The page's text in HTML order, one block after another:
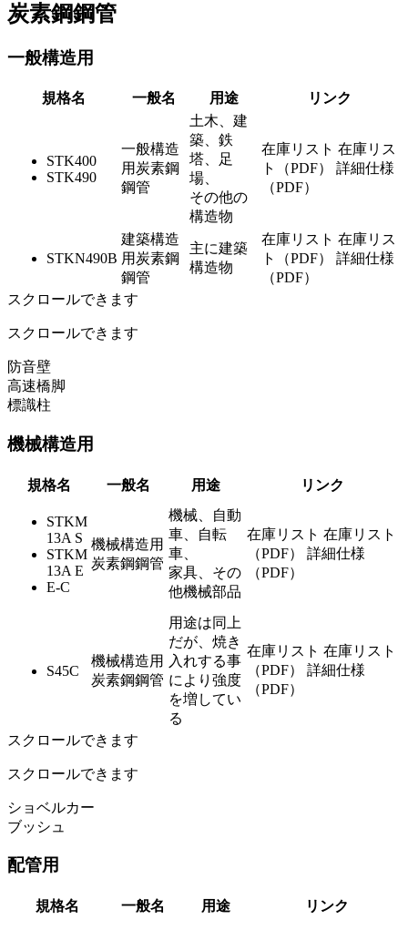
炭素鋼鋼管
一般構造用
規格名 一般名 用途 リンク
STK400
STK490
一般構造
用炭素鋼
鋼管
土木、建
築、鉄
塔、足
場、
その他の
構造物
在庫リスト 在庫リス
ト（PDF）
詳細仕様
（PDF）
STKN490B
建築構造
用炭素鋼
鋼管
主に建築
構造物
在庫リスト 在庫リス
ト（PDF）
詳細仕様
（PDF）
スクロールできます
スクロールできます
防音壁
高速橋脚
標識柱
機械構造用
規格名 一般名 用途 リンク
STKM
13A S
STKM
13A E
E-C
機械構造用
炭素鋼鋼管
機械、自動
車、自転
車、
家具、その
他機械部品
在庫リスト 在庫リスト
（PDF）
詳細仕様
（PDF）
S45C
機械構造用
炭素鋼鋼管
用途は同上
だが、焼き
入れする事
により強度
を増してい
る
在庫リスト 在庫リスト
（PDF）
詳細仕様
（PDF）
スクロールできます
スクロールできます
ショベルカー
ブッシュ
配管用
規格名 一般名 用途 リンク